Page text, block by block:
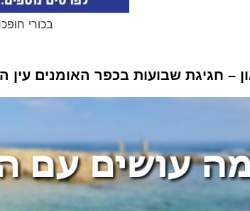
בכורי
– חגיגת שבועות בכפר האומנים עין